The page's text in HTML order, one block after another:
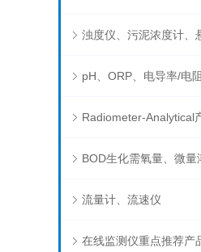
Radiometer-Analytical
流量计、流速仪
在线监测仪重点推荐产